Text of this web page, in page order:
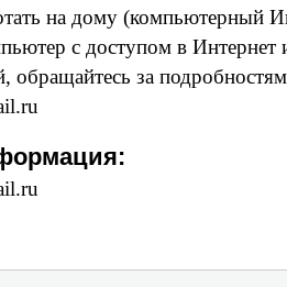
на дому (компьютерный
с доступом в
обращайтесь за